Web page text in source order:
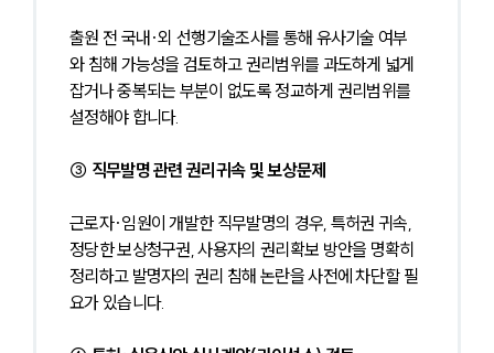
출원 전 국내·외 선행기술조사를 통해 유사기술 여부
와 침해 가능성을 검토하고 권리범위를 과도하게 넓게
잡거나 중복되는 부분이 없도록 정교하게 권리범위를
설정해야 합니다.
③ 직무발명 관련 권리귀속 및 보상문제
근로자·임원이 개발한 직무발명의 경우, 특허권 귀속,
정당한 보상청구권, 사용자의 권리확보 방안을 명확히
정리하고 발명자의 권리 침해 논란을 사전에 차단할 필
요가 있습니다.